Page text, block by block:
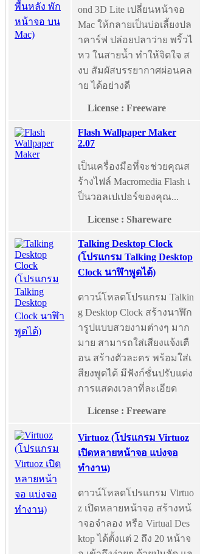
ond 3D Lite เปลี่ยนหน้าจอ
Mac ให้กลายเป็นบ่อเลี้ยงปล
าคาร์ฟ ปล่อยปลาว่าย พริ้วไ
หว ในสายน้ำ ทำให้จิตใจ ส
งบ สัมผัสบรรยากาศผ่อนคล
าย ได้อย่างดี
License : Freeware
Flash Wallpaper Maker
2.07
เป็นเครื่องมือที่จะช่วยคุณส
ร้างไฟล์ Macromedia Flash เ
ป็นวอลเปเปอร์ของคุณ...
License : Shareware
Talking Desktop Clock
(โปรแกรม Talking Desktop
Clock นาฬิาพูดได้)
ดาวน์โหลดโปรแกรม Talkin
g Desktop Clock สร้างนาฬิก
ารูปแบบสวยงามต่างๆ มาก
มาย สามารถใส่เสียงแจ้งเตื
อน สร้างตัวละคร พร้อมใส่เ
สียงพูดได้ มีฟังก์ชั่นปรับแต่ง
การแสดงเวลาที่ละเอียด
License : Freeware
Virtuoz (โปรแกรม Virtuoz
เปิดหลายหน้าจอ แบ่งจอ
ทำงาน)
ดาวน์โหลดโปรแกรม Virtuo
z เปิดหลายหน้าจอ สร้างหน้
าจอจำลอง หรือ Virtual Des
ktop ได้ตั้งแต่ 2 ถึง 20 หน้าจ